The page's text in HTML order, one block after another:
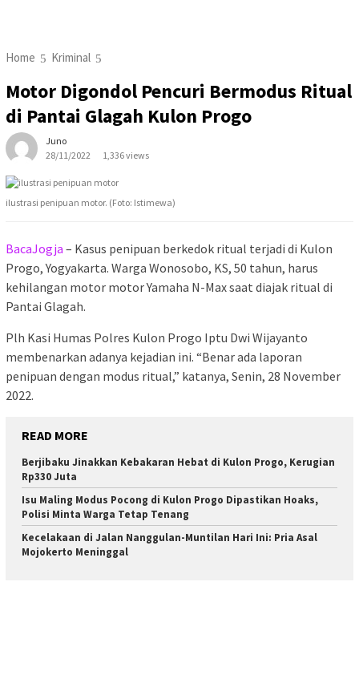
Home Kriminal
Motor Digondol Pencuri Bermodus Ritual
di Pantai Glagah Kulon Progo
Juno
28/11/2022
1,336 views
ilustrasi penipuan motor. (Foto: Istimewa)
BacaJogja – Kasus penipuan berkedok ritual terjadi di Kulon
Progo, Yogyakarta. Warga Wonosobo, KS, 50 tahun, harus
kehilangan motor motor Yamaha N-Max saat diajak ritual di
Pantai Glagah.
Plh Kasi Humas Polres Kulon Progo Iptu Dwi Wijayanto
membenarkan adanya kejadian ini. “Benar ada laporan
penipuan dengan modus ritual,” katanya, Senin, 28 November
2022.
READ MORE
Berjibaku Jinakkan Kebakaran Hebat di Kulon Progo, Kerugian
Rp330 Juta
Isu Maling Modus Pocong di Kulon Progo Dipastikan Hoaks,
Polisi Minta Warga Tetap Tenang
Kecelakaan di Jalan Nanggulan-Muntilan Hari Ini: Pria Asal
Mojokerto Meninggal